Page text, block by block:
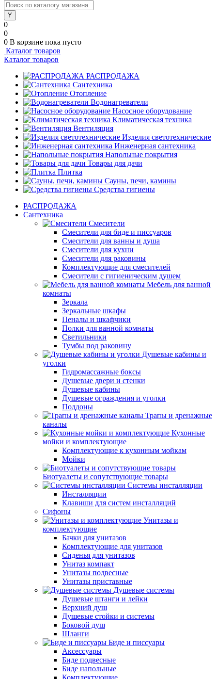
0
0
0 В корзине пока пусто
Каталог товаров
Каталог товаров
РАСПРОДАЖА
Сантехника
Отопление
Водонагреватели
Насосное оборудование
Климатическая техника
Вентиляция
Изделия светотехнические
Инженерная сантехника
Напольные покрытия
Товары для дачи
Плитка
Сауны, печи, камины
Средства гигиены
РАСПРОДАЖА
Сантехника
Смесители
Смесители для биде и писсуаров
Смесители для ванны и душа
Смесители для кухни
Смесители для раковины
Комплектующие для смесителей
Смесители с гигиеническим душем
Мебель для ванной
комнаты
Зеркала
Зеркальные шкафы
Пеналы и шкафчики
Полки для ванной комнаты
Светильники
Тумбы под раковину
Душевые кабины и
уголки
Гидромассажные боксы
Душевые двери и стенки
Душевые кабины
Душевые ограждения и уголки
Поддоны
Трапы и дренажные
каналы
Кухонные
мойки и комплектующие
Комплектующие к кухонным мойкам
Мойки
Биотуалеты и сопутствующие товары
Системы инсталляции
Инсталляции
Клавиши для систем инсталляций
Сифоны
Унитазы и
комплектующие
Бачки для унитазов
Комплектующие для унитазов
Сиденья для унитазов
Унитаз компакт
Унитазы подвесные
Унитазы приставные
Душевые системы
Душевые штанги и лейки
Верхний душ
Душевые стойки и системы
Боковой душ
Шланги
Биде и писсуары
Аксессуары
Биде подвесные
Биде напольные
Комплектующие